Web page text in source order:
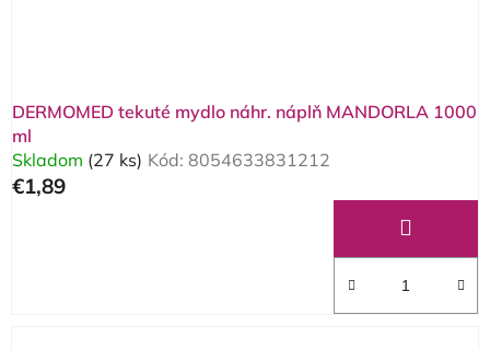
DERMOMED tekuté mydlo náhr. náplň MANDORLA 1000
ml
Skladom (27 ks) Kód: 8054633831212
€1,89